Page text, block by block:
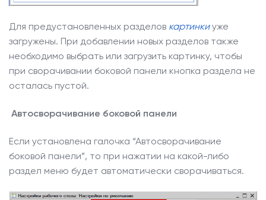
Для предустановленных разделов картинкиуже
загружены. При добавлении новых разделов также
необходимо выбрать или загрузить картинку, чтобы
при сворачивании боковой панели кнопка раздела не
осталась пустой.
Автосворачивание боковой панели
Если установлена галочка “Автосворачивание
боковой панели”, то при нажатии на какой-либо
раздел меню будет автоматически сворачиваться.